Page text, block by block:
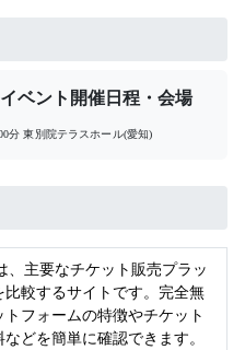
ベント開催日程・会場
分 東別院テラスホール(愛知)
、主要なチケット販売プラッ
比較するサイトです。完全無
フォームの特徴やチケット
どを簡単に確認できます。